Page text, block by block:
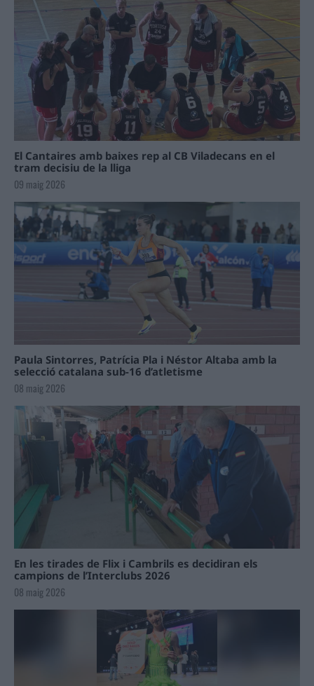
El Cantaires amb baixes rep al CB Viladecans en el
tram decisiu de la lliga
09 maig 2026
Paula Sintorres, Patrícia Pla i Néstor Altaba amb la
selecció catalana sub-16 d’atletisme
08 maig 2026
En les tirades de Flix i Cambrils es decidiran els
campions de l’Interclubs 2026
08 maig 2026